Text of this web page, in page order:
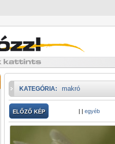
KATEGÓRIA: makró
ELŐZŐ KÉP | | egyéb